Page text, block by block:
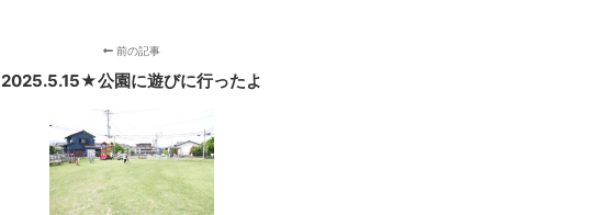
前の記事
2025.5.15★公園に遊びに行ったよ